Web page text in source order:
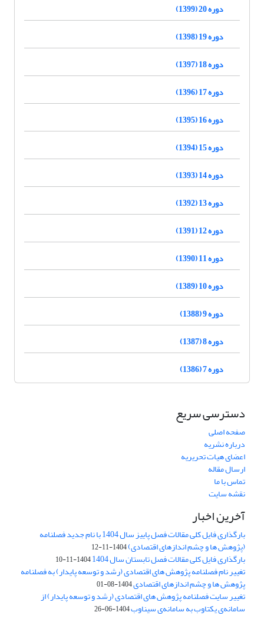
دوره 20 (1399)
دوره 19 (1398)
دوره 18 (1397)
دوره 17 (1396)
دوره 16 (1395)
دوره 15 (1394)
دوره 14 (1393)
دوره 13 (1392)
دوره 12 (1391)
دوره 11 (1390)
دوره 10 (1389)
دوره 9 (1388)
دوره 8 (1387)
دوره 7 (1386)
دسترسی سریع
صفحه اصلی
درباره نشریه
اعضای هیات تحریریه
ارسال مقاله
تماس با ما
نقشه سایت
آخرین اخبار
بارگذاری فایل کلی مقالات فصل پاییز سال 1404 با نام جدید فصلنامه
(پژوهش ها و چشم اندازهای اقتصادی)1404-11-12
بارگذاری فایل کلی مقالات فصل تابستان سال 1404 1404-11-10
تغییر نام فصلنامه پژوهش های اقتصادی (رشد و توسعه پایدار) به فصلنامه
پژوهش ها و چشم اندازهای اقتصادی1404-08-01
تغییر سایت فصلنامه پژوهش های اقتصادی (رشد و توسعه پایدار) از
سامانه‌ی یکتاوب به سامانه‌ی سیناوب1404-06-26